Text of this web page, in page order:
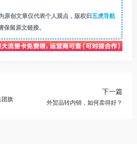
原创文章仅代表个人观点，版权归五虎导航
保留原文链接。
旗
下一篇
外贸品转内销，如何卖得好？